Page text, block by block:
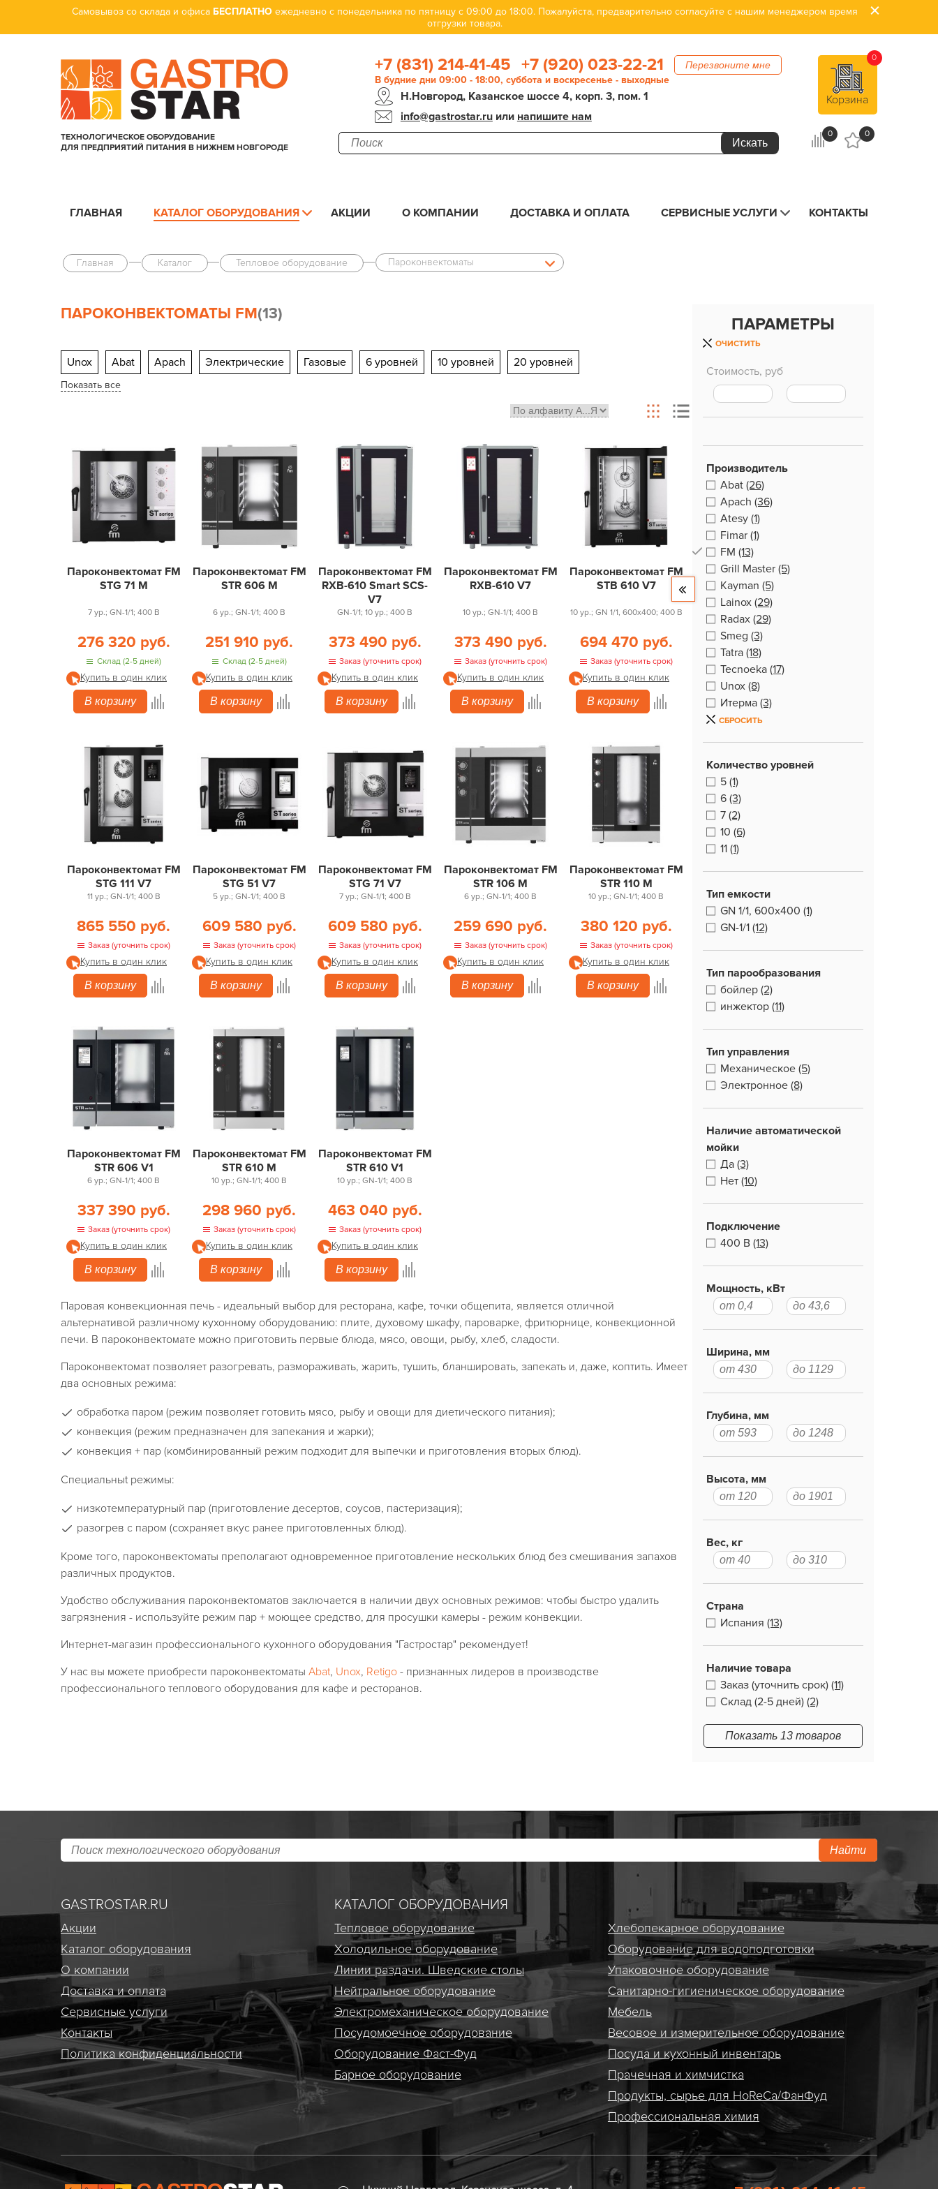
Самовывоз со склада и офиса БЕСПЛАТНО ежедневно с понедельника по пятницу с 09:00 до 18:00. Пожалуйста, предварительно согласуйте с нашим менеджером время
отгрузки товара.
ТЕХНОЛОГИЧЕСКОЕ ОБОРУДОВАНИЕ
ДЛЯ ПРЕДПРИЯТИЙ ПИТАНИЯ В НИЖНЕМ НОВГОРОДЕ
+7 (831) 214-41-45 +7 (920) 023-22-21 Перезвоните мне
В будние дни 09:00 - 18:00, суббота и воскресенье - выходные
Н.Новгород, Казанское шоссе 4, корп. 3, пом. 1
info@gastrostar.ruили напишите нам
Корзина
0
0 0
ГЛАВНАЯ КАТАЛОГ ОБОРУДОВАНИЯ АКЦИИ О КОМПАНИИ ДОСТАВКА И ОПЛАТА СЕРВИСНЫЕ УСЛУГИ КОНТАКТЫ
Главная Каталог Тепловое оборудование Пароконвектоматы
ПАРАМЕТРЫ
ОЧИСТИТЬ
Стоимость, руб
Производитель
Abat (26)
Apach (36)
Atesy (1)
Fimar (1)
FM (13)
Grill Master (5)
Kayman (5)
Lainox (29)
Radax (29)
Smeg (3)
Tatra (18)
Tecnoeka (17)
Unox (8)
Итерма (3)
СБРОСИТЬ
Количество уровней
5 (1)
6 (3)
7 (2)
10 (6)
11 (1)
Тип емкости
GN 1/1, 600x400 (1)
GN-1/1 (12)
Тип парообразования
бойлер (2)
инжектор (11)
Тип управления
Механическое (5)
Электронное (8)
Наличие автоматической
мойки
Да (3)
Нет (10)
Подключение
400 В (13)
Мощность, кВт
Ширина, мм
Глубина, мм
Высота, мм
Вес, кг
Страна
Испания (13)
Наличие товара
Заказ (уточнить срок) (11)
Склад (2-5 дней) (2)
Показать 13 товаров
ПАРОКОНВЕКТОМАТЫ FM(13)
Unox Abat Apach Электрические Газовые 6 уровней 10 уровней 20 уровней
Показать все
Пароконвектомат FM
STG 71 M
7 ур.; GN-1/1; 400 В
276 320 руб.
Склад (2-5 дней)
Купить в один клик
В корзину
Пароконвектомат FM
STR 606 M
6 ур.; GN-1/1; 400 В
251 910 руб.
Склад (2-5 дней)
Купить в один клик
В корзину
Пароконвектомат FM
RXB-610 Smart SCS-
V7
GN-1/1; 10 ур.; 400 В
373 490 руб.
Заказ (уточнить срок)
Купить в один клик
В корзину
Пароконвектомат FM
RXB-610 V7
10 ур.; GN-1/1; 400 В
373 490 руб.
Заказ (уточнить срок)
Купить в один клик
В корзину
Пароконвектомат FM
STB 610 V7
10 ур.; GN 1/1, 600x400; 400 В
694 470 руб.
Заказ (уточнить срок)
Купить в один клик
В корзину
Пароконвектомат FM
STG 111 V7
11 ур.; GN-1/1; 400 В
865 550 руб.
Заказ (уточнить срок)
Купить в один клик
В корзину
Пароконвектомат FM
STG 51 V7
5 ур.; GN-1/1; 400 В
609 580 руб.
Заказ (уточнить срок)
Купить в один клик
В корзину
Пароконвектомат FM
STG 71 V7
7 ур.; GN-1/1; 400 В
609 580 руб.
Заказ (уточнить срок)
Купить в один клик
В корзину
Пароконвектомат FM
STR 106 M
6 ур.; GN-1/1; 400 В
259 690 руб.
Заказ (уточнить срок)
Купить в один клик
В корзину
Пароконвектомат FM
STR 110 M
10 ур.; GN-1/1; 400 В
380 120 руб.
Заказ (уточнить срок)
Купить в один клик
В корзину
Пароконвектомат FM
STR 606 V1
6 ур.; GN-1/1; 400 В
337 390 руб.
Заказ (уточнить срок)
Купить в один клик
В корзину
Пароконвектомат FM
STR 610 M
10 ур.; GN-1/1; 400 В
298 960 руб.
Заказ (уточнить срок)
Купить в один клик
В корзину
Пароконвектомат FM
STR 610 V1
10 ур.; GN-1/1; 400 В
463 040 руб.
Заказ (уточнить срок)
Купить в один клик
В корзину
Паровая конвекционная печь - идеальный выбор для ресторана, кафе, точки общепита, является отличной
альтернативой различному кухонному оборудованию: плите, духовому шкафу, пароварке, фритюрнице, конвекционной
печи. В пароконвектомате можно приготовить первые блюда, мясо, овощи, рыбу, хлеб, сладости.
Пароконвектомат позволяет разогревать, размораживать, жарить, тушить, бланшировать, запекать и, даже, коптить. Имеет
два основных режима:
обработка паром (режим позволяет готовить мясо, рыбу и овощи для диетического питания);
конвекция (режим предназначен для запекания и жарки);
конвекция + пар (комбинированный режим подходит для выпечки и приготовления вторых блюд).
Специальныt режимы:
низкотемпературный пар (приготовление десертов, соусов, пастеризация);
разогрев с паром (сохраняет вкус ранее приготовленных блюд).
Кроме того, пароконвектоматы преполагают одновременное приготовление нескольких блюд без смешивания запахов
различных продуктов.
Удобство обслуживания пароконвектоматов заключается в наличии двух основных режимов: чтобы быстро удалить
загрязнения - используйте режим пар + моющее средство, для просушки камеры - режим конвекции.
Интернет-магазин профессионального кухонного оборудования "Гастростар" рекомендует!
У нас вы можете приобрести пароконвектоматы Abat, Unox, Retigo - признанных лидеров в производстве
профессионального теплового оборудования для кафе и ресторанов.
Найти
GASTROSTAR.RU
Акции
Каталог оборудования
О компании
Доставка и оплата
Сервисные услуги
Контакты
Политика конфиденциальности
КАТАЛОГ ОБОРУДОВАНИЯ
Тепловое оборудование
Холодильное оборудование
Линии раздачи. Шведские столы
Нейтральное оборудование
Электро­механическое оборудование
Посудомоечное оборудование
Оборудование Фаст-Фуд
Барное оборудование
Хлебопекарное оборудование
Оборудование для водоподготовки
Упаковочное оборудование
Санитарно-гигиеническое оборудование
Мебель
Весовое и измерительное оборудование
Посуда и кухонный инвентарь
Прачечная и химчистка
Продукты, сырье для HoReCa/ФанФуд
Профессиональная химия